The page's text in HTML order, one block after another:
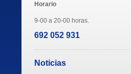
Horario
9-00 a 20-00 horas.
692 052 931
Noticias